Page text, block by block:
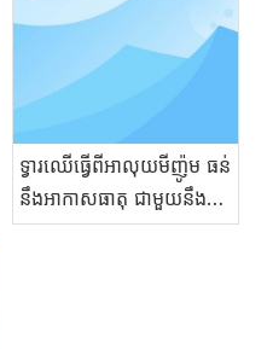
ទ្វារឈើធ្វើពីអាលុយមីញ៉ូម ធន់
នឹងអាកាសធាតុ ជាមួយនឹង
សោភ័ណភាពឈើធម្មជាតិ